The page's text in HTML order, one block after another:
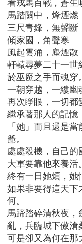
馬踏關中，烽煙燃
三尺青鋒，無聲斷
傾家國，角聲寒
風起雲涌，塵煙散
軒轅尋夢二十一世
於巫魔之手而魂穿。
一朝穿越，一縷幽
再次睜眼，一切
繼承著那人的記憶
「她」而且還是
爺。
處處殺機，自己
大軍要靠他來養活
終有一日她煩，
如果非要得這天下
何。
馬蹄踏碎清秋夜
亂，兵臨城下傲滄
可是卻又為何在